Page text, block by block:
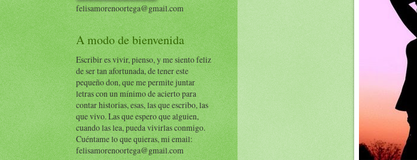
felisamorenoortega@gmail.com
A modo de bienvenida
Escribir es vivir, pienso, y me siento feliz
de ser tan afortunada, de tener este
pequeño don, que me permite juntar
letras con un mínimo de acierto para
contar historias, esas, las que escribo, las
que vivo. Las que espero que alguien,
cuando las lea, pueda vivirlas conmigo.
Cuéntame lo que quieras, mi email:
felisamorenoortega@gmail.com